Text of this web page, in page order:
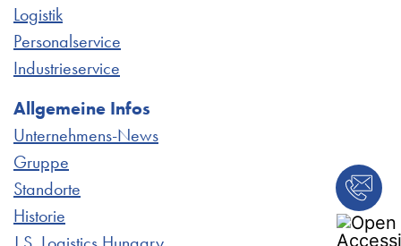
Logistik
Personalservice
Industrieservice
Allgemeine Infos
Unternehmens-News
Gruppe
Standorte
Historie